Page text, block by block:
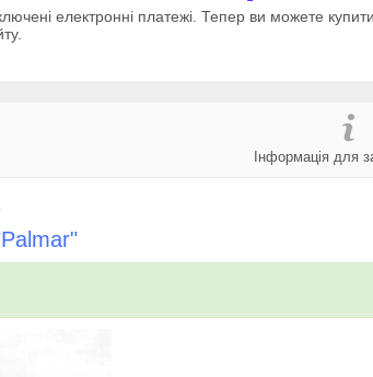
електронні платежі. Тепер ви можете
Інформація для